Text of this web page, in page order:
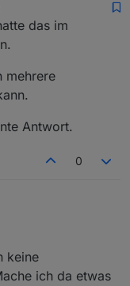
- als haupttrigger
{
Abfrage
() {
das im
mehrere
Antwort.
0
keine
ich da etwas